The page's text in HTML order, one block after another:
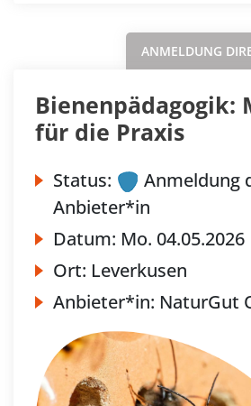
ANMELDUNG
Bienenpädagogik:
für die Praxis
Status:
Anmeldung
Anbieter*in
Datum: Mo. 04.05.2026
Ort: Leverkusen
Anbieter*in: NaturGut